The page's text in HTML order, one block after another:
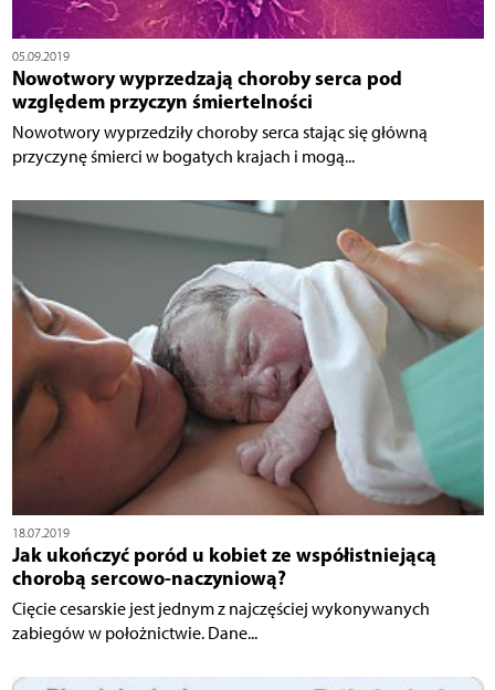
05.09.2019
Nowotwory wyprzedzają choroby serca pod
względem przyczyn śmiertelności
Nowotwory wyprzedziły choroby serca stając się główną
przyczynę śmierci w bogatych krajach i mogą...
18.07.2019
Jak ukończyć poród u kobiet ze współistniejącą
chorobą sercowo-naczyniową?
Cięcie cesarskie jest jednym z najczęściej wykonywanych
zabiegów w położnictwie. Dane...